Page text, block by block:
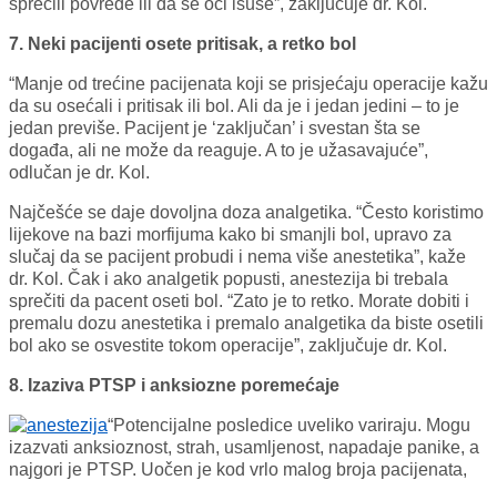
sprečili povrede ili da se oči isuše”, zaključuje dr. Kol.
7. Neki pacijenti osete pritisak, a retko bol
“Manje od trećine pacijenata koji se prisjećaju operacije kažu
da su osećali i pritisak ili bol. Ali da je i jedan jedini – to je
jedan previše. Pacijent je ‘zaključan’ i svestan šta se
događa, ali ne može da reaguje. A to je užasavajuće”,
odlučan je dr. Kol.
Najčešće se daje dovoljna doza analgetika. “Često koristimo
lijekove na bazi morfijuma kako bi smanjli bol, upravo za
slučaj da se pacijent probudi i nema više anestetika”, kaže
dr. Kol. Čak i ako analgetik popusti, anestezija bi trebala
sprečiti da pacent oseti bol. “Zato je to retko. Morate dobiti i
premalu dozu anestetika i premalo analgetika da biste osetili
bol ako se osvestite tokom operacije”, zaključuje dr. Kol.
8. Izaziva PTSP i anksiozne poremećaje
“Potencijalne posledice uveliko variraju. Mogu
izazvati anksioznost, strah, usamljenost, napadaje panike, a
najgori je PTSP. Uočen je kod vrlo malog broja pacijenata,